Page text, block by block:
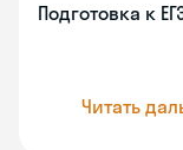
Подготовка к
Читать